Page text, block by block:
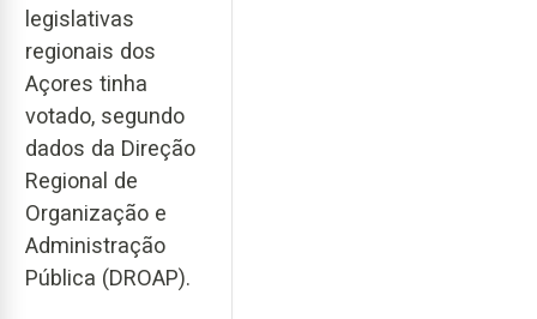
legislativas
regionais dos
Açores tinha
votado, segundo
dados da Direção
Regional de
Organização e
Administração
Pública (DROAP).